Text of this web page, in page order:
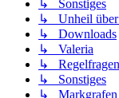
↳ Sonstiges
↳ Unheil
↳ Downloads
↳ Valeria
↳ Regelfragen
↳ Sonstiges
↳ Markgrafen